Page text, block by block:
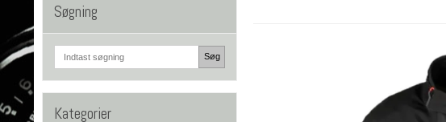
Søgning
Søg
Kategorier